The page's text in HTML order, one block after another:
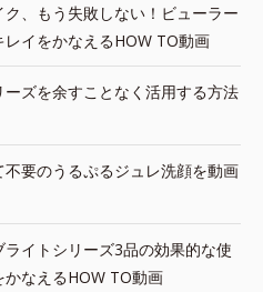
ク、もう失敗しない！ビューラー
イをかなえるHOW TO動画
ーズを余すことなく活用する方法
不要のうるぷるジュレ洗顔を動画
ライトシリーズ3品の効果的な使
なえるHOW TO動画